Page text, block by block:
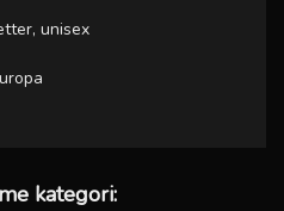
unisex
kategori: